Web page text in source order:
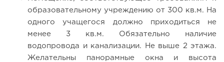
миллиарды:...
образовательному учреждению от 300 кв.м. На
одного учащегося должно приходиться не
менее 3 кв.м. Обязательно наличие
водопровода и канализации. Не выше 2 этажа.
Желательны панорамные окна и высота